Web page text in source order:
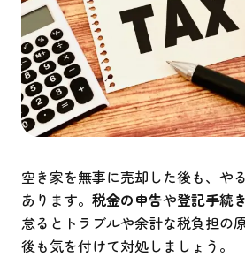
空き家を無事に売却した後も、や
あります。 税金の申告や登記手続
怠るとトラブルや余計な税負担の
後も気を付けて対処しましょう。